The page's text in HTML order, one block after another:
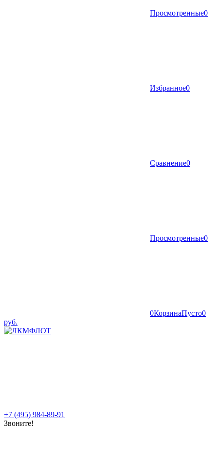
Просмотренные0
Избранное0
Сравнение0
Просмотренные0
0КорзинаПусто0
руб.
+7 (495) 984-89-91
Звоните!